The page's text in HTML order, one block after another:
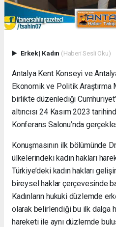
Erkek| Kadın (Haberi Sesli Oku)
Antalya Kent Konseyi ve
Ekonomik ve Politik Araştırma
birlikte düzenlediği
altıncısı 24 Kasım 2023
Konferans Salonu’nda
Konuşmasının ilk bölümünde
ülkelerindeki kadın hakları
Türkiye’deki kadın hakları
bireysel haklar çerçevesinde
Kadınların hukuki düzlemde
olarak belirlendiği bu ilk dalga
hareketi ile aynı düzlemde